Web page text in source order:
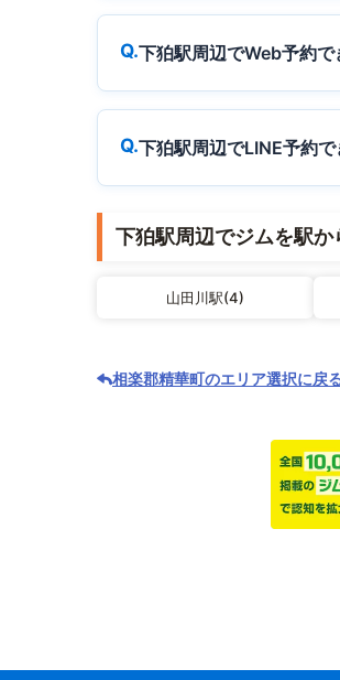
下狛駅周辺でWeb予約
下狛駅周辺でLINE予約
下狛駅周辺でジムを駅か
山田川駅(4)
相楽郡精華町のエリア選択に戻